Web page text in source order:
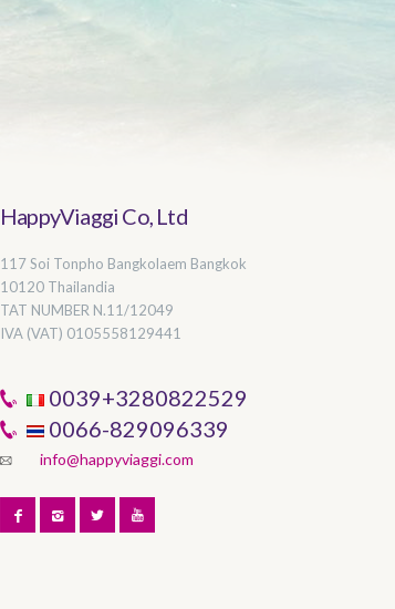
HappyViaggi Co, Ltd
117 Soi Tonpho Bangkolaem Bangkok
10120 Thailandia
TAT NUMBER N.11/12049
IVA (VAT) 0105558129441
0039+3280822529
0066-829096339
info@happyviaggi.com